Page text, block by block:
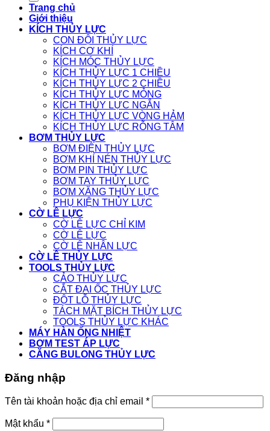
Trang chủ
Giới thiệu
KÍCH THỦY LỰC
CON ĐỘI THỦY LỰC
KÍCH CƠ KHÍ
KÍCH MÓC THỦY LỰC
KÍCH THỦY LỰC 1 CHIỀU
KÍCH THỦY LỰC 2 CHIỀU
KÍCH THỦY LỰC MỎNG
KÍCH THỦY LỰC NGẮN
KÍCH THỦY LỰC VÒNG HẢM
KÍCH THỦY LỰC RỖNG TÂM
BƠM THỦY LỰC
BƠM ĐIỆN THỦY LỰC
BƠM KHÍ NÉN THỦY LỰC
BƠM PIN THỦY LỰC
BƠM TAY THỦY LỰC
BƠM XĂNG THỦY LỰC
PHỤ KIỆN THỦY LỰC
CỜ LÊ LỰC
CỜ LÊ LỰC CHỈ KIM
CỜ LÊ LỰC
CỜ LÊ NHÂN LỰC
CỜ LÊ THỦY LỰC
TOOLS THỦY LỰC
CẢO THỦY LỰC
CẮT ĐAI ỐC THỦY LỰC
ĐỘT LỖ THỦY LỰC
TÁCH MẶT BÍCH THỦY LỰC
TOOLS THỦY LỰC KHÁC
MÁY HÀN ỐNG NHIỆT
BƠM TEST ÁP LỰC
CĂNG BULONG THỦY LỰC
Đăng nhập
Tên tài khoản hoặc địa chỉ email *
Mật khẩu *